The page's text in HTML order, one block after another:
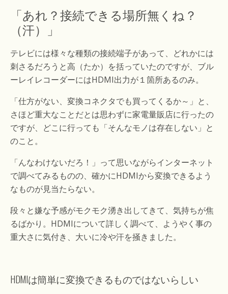
「あれ？接続できる場所無くね？
（汗）」
テレビには様々な種類の接続端子があって、どれかには
刺さるだろうと高（たか）を括っていたのですが、ブル
ーレイレコーダーにはHDMI出力が１箇所あるのみ。
「仕方がない、変換コネクタでも買ってくるか～」と、
さほど重大なことだとは思わずに家電量販店に行ったの
ですが、どこに行っても「そんなモノは存在しない」と
のこと。
「んなわけないだろ！」って思いながらインターネット
で調べてみるものの、確かにHDMIから変換できるよう
なものが見当たらない。
段々と嫌な予感がモクモク湧き出してきて、気持ちが焦
るばかり。HDMIについて詳しく調べて、ようやく事の
重大さに気付き、大いに冷や汗を掻きました。
HDMIは簡単に変換できるものではないらしい